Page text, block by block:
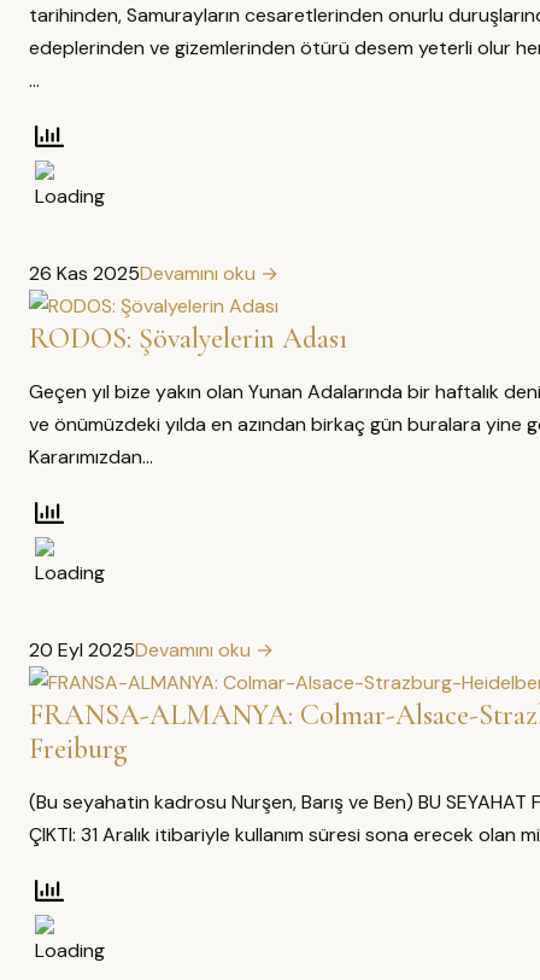
tarihinden, Samurayların cesaretlerinden onurlu
edeplerinden ve gizemlerinden ötürü desem yeterli olur
…
26 Kas 2025Devamını oku →
RODOS: Şövalyelerin Adası
Geçen yıl bize yakın olan Yunan Adalarında bir haftalık
ve önümüzdeki yılda en azından birkaç gün buralara yine
Kararımızdan…
20 Eyl 2025Devamını oku →
FRANSA-ALMANYA: Colmar-Alsace-
Freiburg
(Bu seyahatin kadrosu Nurşen, Barış ve Ben) BU SEYAHAT
ÇIKTI: 31 Aralık itibariyle kullanım süresi sona erecek olan